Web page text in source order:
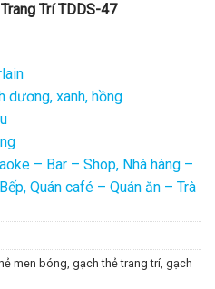
Trí TDDS-47
dương, xanh, hồng
– Bar – Shop, Nhà hàng –
Quán café – Quán ăn – Trà
men bóng gạch thẻ trang trí gạch